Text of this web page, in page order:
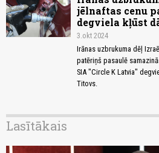
jēlnaftas cenu
degviela kļūst
3.okt 2024
Irānas uzbrukuma dēļ
patēriņš pasaulē
SIA "Circle K Latvia"
Titovs.
Lasītākais